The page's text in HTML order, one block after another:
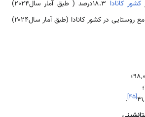
کشور کانادا
۱۸.۳درصد ( طبق آمار سال2024)
. بزرگ‌ترین جوامع روستایی در کشور کانادا (طبق آمار سال۲۰۲۴)
[۴۵]
.